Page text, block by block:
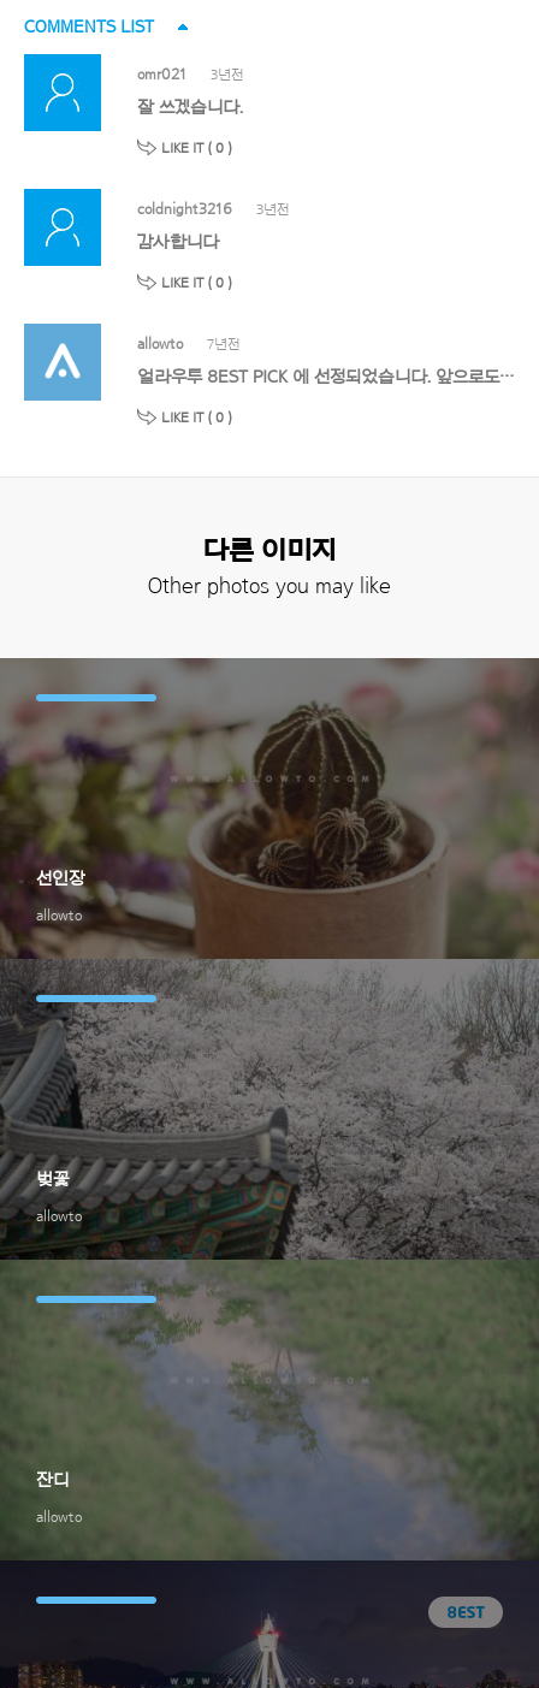
COMMENTS LIST
omr021 3년전
잘 쓰겠습니다.
LIKE IT ( 0 )
coldnight3216 3년전
감사합니다
LIKE IT ( 0 )
allowto 7년전
얼라우투 8EST PICK 에 선정되었습니다. 앞으로도 멋진 작품 기대할게요!
LIKE IT ( 0 )
다른 이미지
Other photos you may like
allowto
선인장
allowto
벚꽃
allowto
잔디